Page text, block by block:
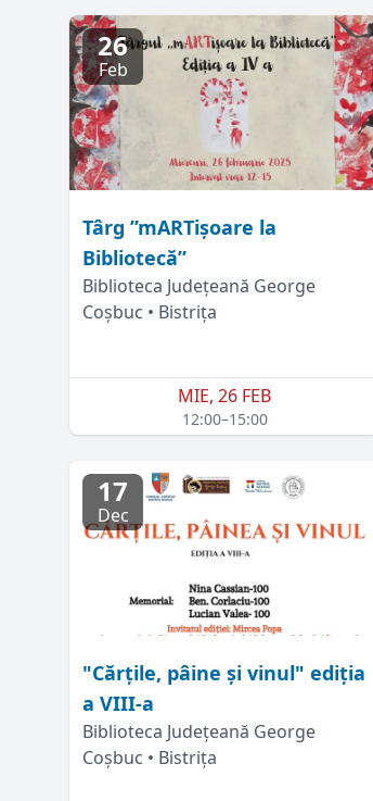
26
Feb
Târg ”mARTișoare la
Bibliotecă”
Biblioteca Județeană George
Coșbuc • Bistrița
MIE, 26 FEB
12:00–15:00
17
Dec
"Cărțile, pâine și vinul" ediția
a VIII-a
Biblioteca Județeană George
Coșbuc • Bistrița